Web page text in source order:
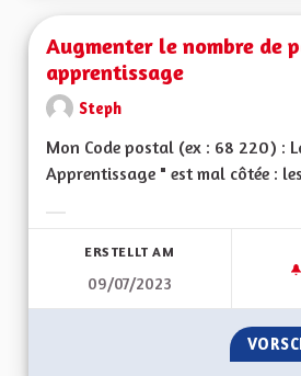
Augmenter le nombre de
apprentissage
Steph
Mon Code postal (ex : 68 220) :
Apprentissage " est mal côtée :
ERSTELLT AM
09/07/2023